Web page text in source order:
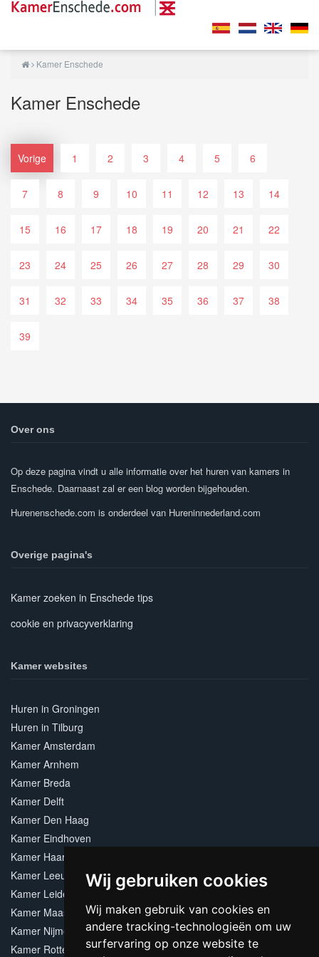
Wij gebruiken cookies
Wij maken gebruik van cookies en
andere tracking-technologieën om uw
surfervaring op onze website te
Kamer Enschede
Kamer Enschede
Vorige 1 2 3 4 5 6
7 8 9 10 11 12 13 14
15 16 17 18 19 20 21 22
23 24 25 26 27 28 29 30
31 32 33 34 35 36 37 38
39
Over ons
Op deze pagina vindt u alle informatie over het huren van kamers in
Enschede. Daarnaast zal er een blog worden bijgehouden.
Hurenenschede.com is onderdeel van Hureninnederland.com
Overige pagina's
Kamer zoeken in Enschede tips
cookie en privacyverklaring
Kamer websites
Huren in Groningen
Huren in Tilburg
Kamer Amsterdam
Kamer Arnhem
Kamer Breda
Kamer Delft
Kamer Den Haag
Kamer Eindhoven
Kamer Haarlem
Kamer Leeuwarden
Kamer Leiden
Kamer Maastricht
Kamer Nijmegen
Kamer Rotterdam